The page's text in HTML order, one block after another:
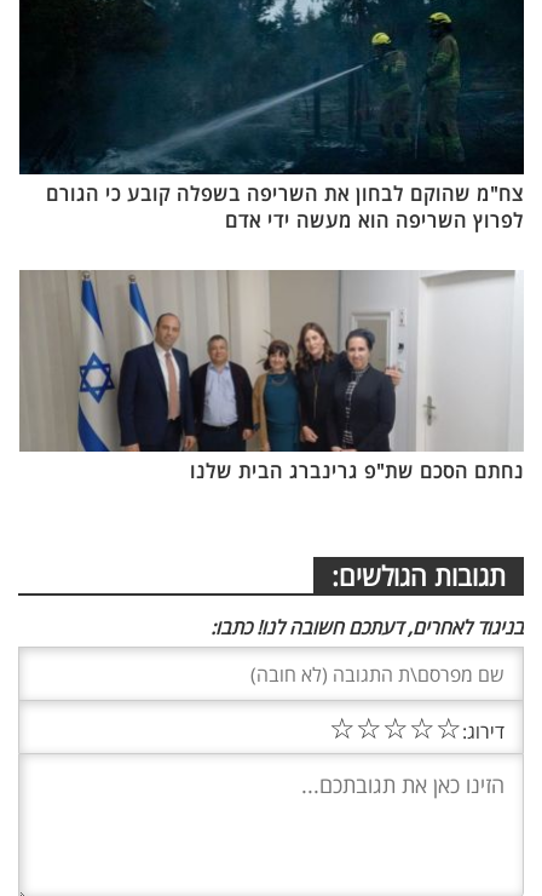
צח"מ שהוקם לבחון את השריפה בשפלה קובע כי הגורם
לפרוץ השריפה הוא מעשה ידי אדם
נחתם הסכם שת"פ גרינברג הבית שלנו
תגובות הגולשים:
בניגוד לאחרים, דעתכם חשובה לנו! כתבו:
דירוג:☆
☆
☆
☆
☆